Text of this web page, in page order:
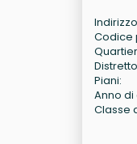
Codice
Piani:
Anno
Classe